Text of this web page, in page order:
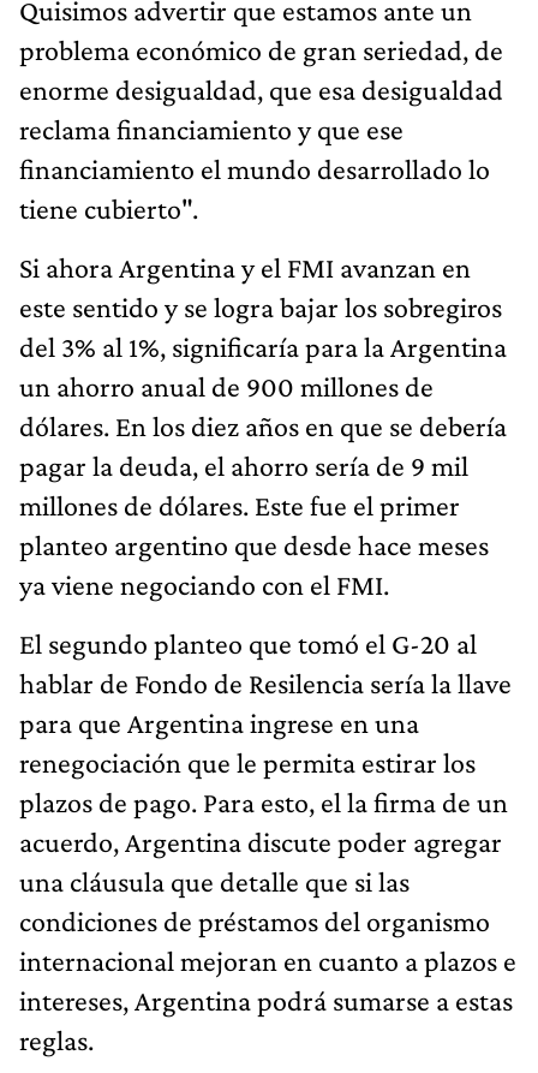
Quisimos advertir que estamos ante un
problema económico de gran seriedad, de
enorme desigualdad, que esa desigualdad
reclama financiamiento y que ese
financiamiento el mundo desarrollado lo
tiene cubierto".
Si ahora Argentina y el FMI avanzan en
este sentido y se logra bajar los sobregiros
del 3% al 1%, significaría para la Argentina
un ahorro anual de 900 millones de
dólares. En los diez años en que se debería
pagar la deuda, el ahorro sería de 9 mil
millones de dólares. Este fue el primer
planteo argentino que desde hace meses
ya viene negociando con el FMI.
El segundo planteo que tomó el G-20 al
hablar de Fondo de Resilencia sería la llave
para que Argentina ingrese en una
renegociación que le permita estirar los
plazos de pago. Para esto, el la firma de un
acuerdo, Argentina discute poder agregar
una cláusula que detalle que si las
condiciones de préstamos del organismo
internacional mejoran en cuanto a plazos e
intereses, Argentina podrá sumarse a estas
reglas.